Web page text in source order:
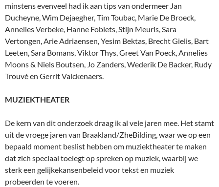
minstens evenveel had ik aan tips van ondermeer Jan
Ducheyne, Wim Dejaegher, Tim Toubac, Marie De Broeck,
Annelies Verbeke, Hanne Foblets, Stijn Meuris, Sara
Vertongen, Arie Adriaensen, Yesim Bektas, Brecht Gielis, Bart
Leeten, Sara Bomans, Viktor Thys, Greet Van Poeck, Annelies
Moons & Niels Boutsen, Jo Zanders, Wederik De Backer, Rudy
Trouvé en Gerrit Valckenaers.
MUZIEKTHEATER
De kern van dit onderzoek draag ik al vele jaren mee. Het stamt
uit de vroege jaren van Braakland/ZheBilding, waar we op een
bepaald moment beslist hebben om muziektheater te maken
dat zich speciaal toelegt op spreken op muziek, waarbij we
sterk een gelijkekansenbeleid voor tekst en muziek
probeerden te voeren.